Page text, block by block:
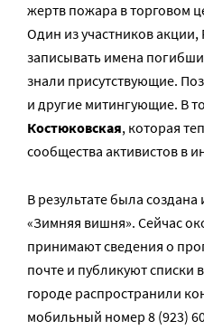
жертв пожара в торговом
Один из участников акции,
записывать имена
знали присутствующие.
и другие митингующие. В
Костюковская, которая
сообщества активистов в
В результате была
«Зимняя вишня». Сейчас
принимают сведения о
почте и публикуют списки
городе распространили
мобильный номер 8 (923)